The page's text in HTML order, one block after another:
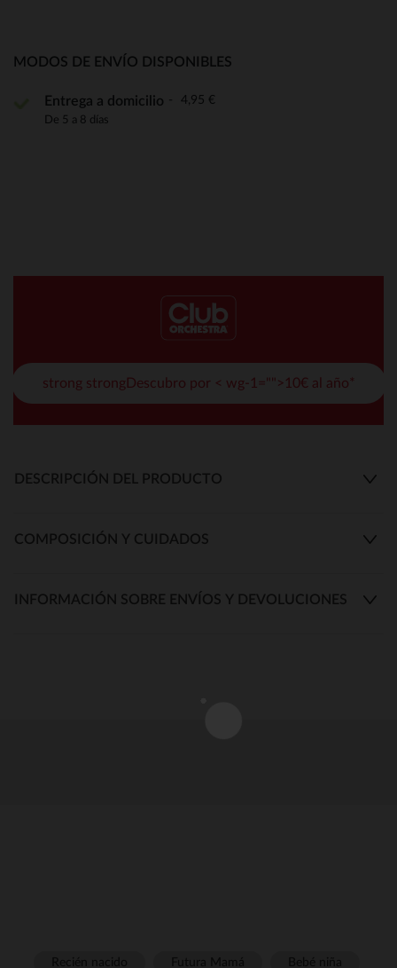
MODOS DE ENVÍO DISPONIBLES
Entrega a domicilio 4,95 €
De 5 a 8 días
strong strongDescubro por < wg-1="">10€ al año*
DESCRIPCIÓN DEL PRODUCTO
COMPOSICIÓN Y CUIDADOS
INFORMACIÓN SOBRE ENVÍOS Y DEVOLUCIONES